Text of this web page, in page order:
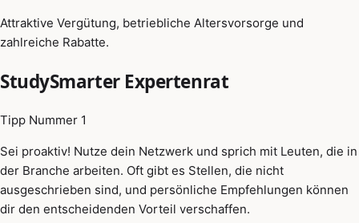
Attraktive Vergütung, betriebliche Altersvorsorge und
zahlreiche Rabatte.
StudySmarter Expertenrat
Tipp Nummer 1
Sei proaktiv! Nutze dein Netzwerk und sprich mit Leuten, die in
der Branche arbeiten. Oft gibt es Stellen, die nicht
ausgeschrieben sind, und persönliche Empfehlungen können
dir den entscheidenden Vorteil verschaffen.